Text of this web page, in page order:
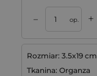
– op. +
Rozmiar: 3.5x19 cm
Tkanina: Organza